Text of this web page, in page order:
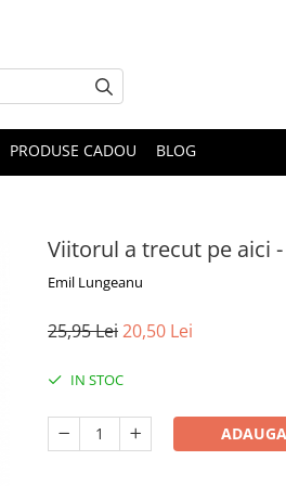
PRODUSE CADOU BLOG
Viitorul a trecut pe aici
Emil Lungeanu
25,95 Lei20,50 Lei
IN STOC